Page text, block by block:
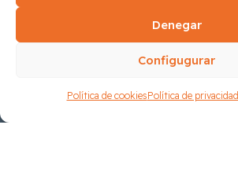
Denegar
Configugurar
Política de cookiesPolítica de privacidad